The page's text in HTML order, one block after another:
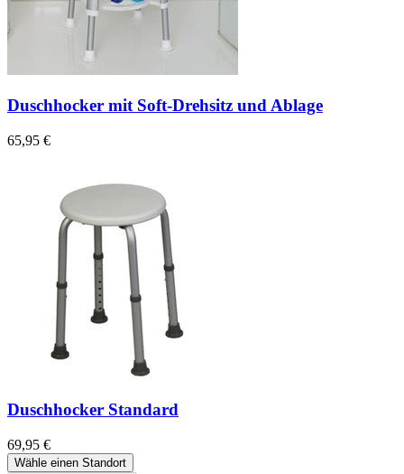
Duschhocker mit Soft-Drehsitz und Ablage
65,95 €
Duschhocker Standard
69,95 €
Wähle einen Standort